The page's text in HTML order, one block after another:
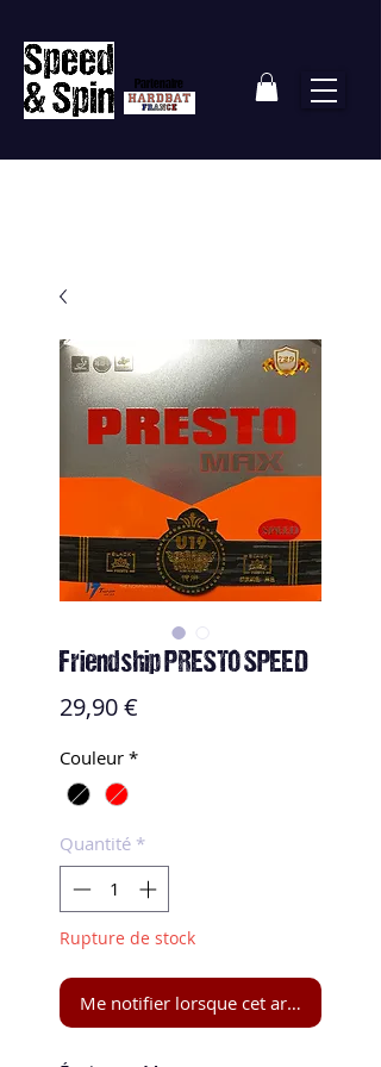
Partenaire
Friendship PRESTO SPEED
29,90 €
Couleur *
Quantité *
Rupture de stock
Me notifier lorsque cet article est